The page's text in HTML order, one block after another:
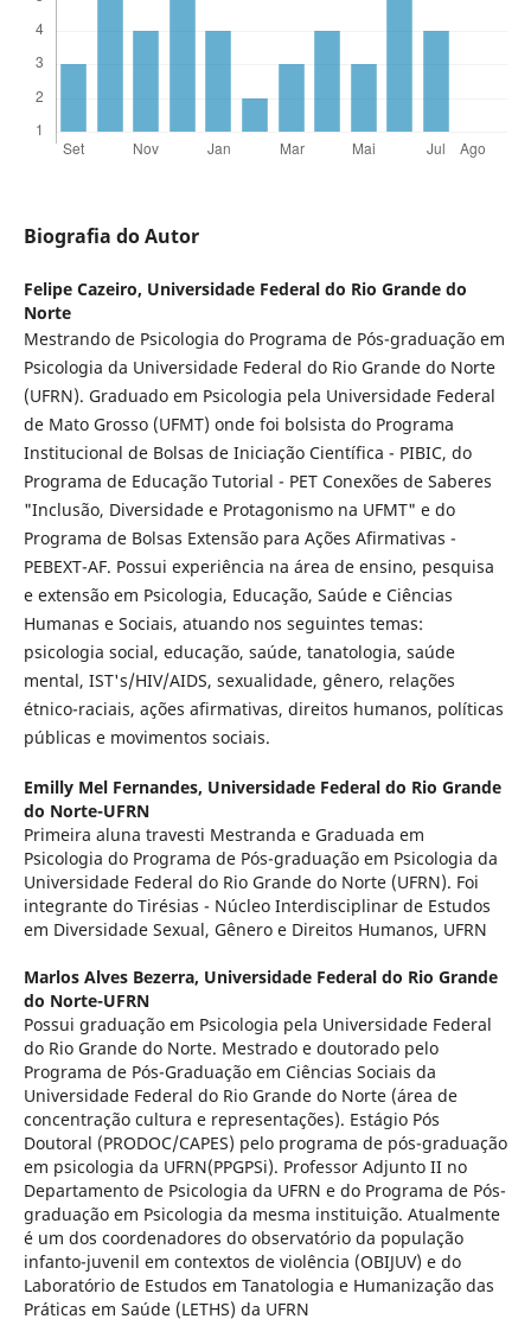
Biografia do Autor
Felipe Cazeiro, Universidade Federal do Rio Grande do
Norte
Mestrando de Psicologia do Programa de Pós-graduação em
Psicologia da Universidade Federal do Rio Grande do Norte
(UFRN). Graduado em Psicologia pela Universidade Federal
de Mato Grosso (UFMT) onde foi bolsista do Programa
Institucional de Bolsas de Iniciação Científica - PIBIC, do
Programa de Educação Tutorial - PET Conexões de Saberes
"Inclusão, Diversidade e Protagonismo na UFMT" e do
Programa de Bolsas Extensão para Ações Afirmativas -
PEBEXT-AF. Possui experiência na área de ensino, pesquisa
e extensão em Psicologia, Educação, Saúde e Ciências
Humanas e Sociais, atuando nos seguintes temas:
psicologia social, educação, saúde, tanatologia, saúde
mental, IST's/HIV/AIDS, sexualidade, gênero, relações
étnico-raciais, ações afirmativas, direitos humanos, políticas
públicas e movimentos sociais.
Emilly Mel Fernandes, Universidade Federal do Rio Grande
do Norte-UFRN
Primeira aluna travesti Mestranda e Graduada em
Psicologia do Programa de Pós-graduação em Psicologia da
Universidade Federal do Rio Grande do Norte (UFRN). Foi
integrante do Tirésias - Núcleo Interdisciplinar de Estudos
em Diversidade Sexual, Gênero e Direitos Humanos, UFRN
Marlos Alves Bezerra, Universidade Federal do Rio Grande
do Norte-UFRN
Possui graduação em Psicologia pela Universidade Federal
do Rio Grande do Norte. Mestrado e doutorado pelo
Programa de Pós-Graduação em Ciências Sociais da
Universidade Federal do Rio Grande do Norte (área de
concentração cultura e representações). Estágio Pós
Doutoral (PRODOC/CAPES) pelo programa de pós-graduação
em psicologia da UFRN(PPGPSi). Professor Adjunto II no
Departamento de Psicologia da UFRN e do Programa de Pós-
graduação em Psicologia da mesma instituição. Atualmente
é um dos coordenadores do observatório da população
infanto-juvenil em contextos de violência (OBIJUV) e do
Laboratório de Estudos em Tanatologia e Humanização das
Práticas em Saúde (LETHS) da UFRN